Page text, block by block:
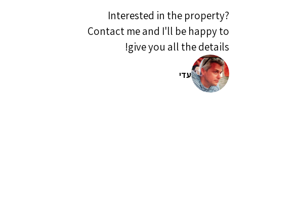
Interested in the property?
Contact me and I'll be happy to
give you all the details!
עדי